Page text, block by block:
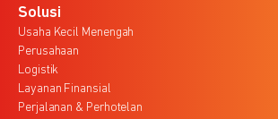
Solusi
Usaha Kecil Menengah
Perusahaan
Logistik
Layanan Finansial
Perjalanan & Perhotelan